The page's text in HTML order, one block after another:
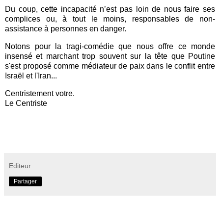
Du coup, cette incapacité n’est pas loin de nous faire ses
complices ou, à tout le moins, responsables de non-
assistance à personnes en danger.
Notons pour la tragi-comédie que nous offre ce monde
insensé et marchant trop souvent sur la tête que Poutine
s'est proposé comme médiateur de paix dans le conflit entre
Israël et l'Iran...
Centristement votre.
Le Centriste
Editeur
Partager